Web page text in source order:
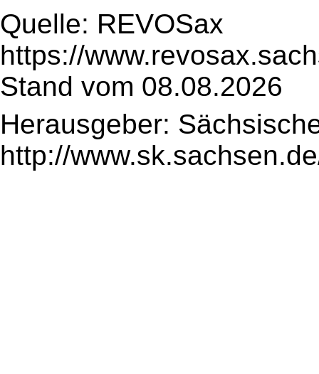
Quelle: REVOSax
https://
Stand vom 08.08.2026
Herausgeber:
http://